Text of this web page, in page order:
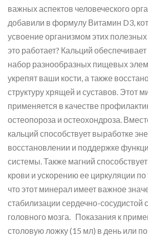
важных аспектов человеческого
добавили в формулу Витамин D3,
усвоение организмом этих
это работает? Кальций
набор разнообразных пищевых
укрепят ваши кости, а также
структуру хрящей и суставов. Этот
применяется в качестве
остеопороза и остеохондроза.
кальций способствует выработке
восстановлении и поддержке
системы. Также магний
крови и ускорению ее циркуляции по
что этот минерал имеет важное
стабилизации сердечно-сосудистой
головного мозга. Показания к
столовую ложку (15 мл) в день или